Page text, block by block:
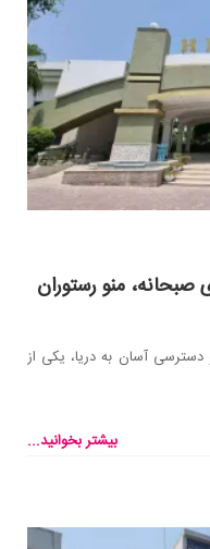
منو رستوران
آسان به دریا، یکی از
بیشتر بخوانید...